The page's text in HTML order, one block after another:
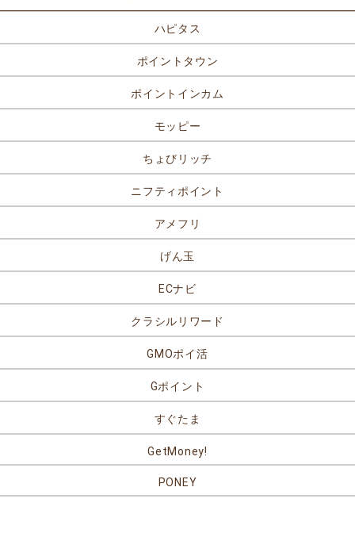
ハピタス
ポイントタウン
ポイントインカム
モッピー
ちょびリッチ
ニフティポイント
アメフリ
げん玉
ECナビ
クラシルリワード
GMOポイ活
Gポイント
すぐたま
GetMoney!
PONEY